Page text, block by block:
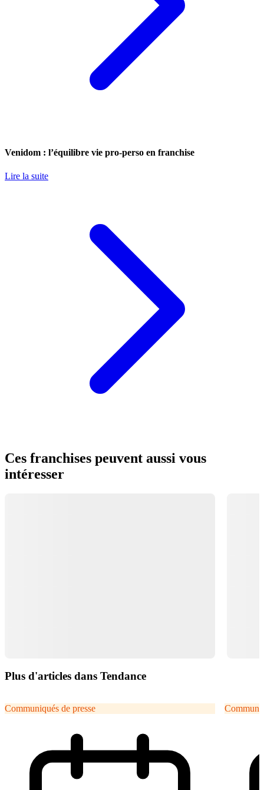
Venidom : l’équilibre vie pro-perso en franchise
Lire la suite
Ces franchises peuvent aussi vous
intéresser
Plus d'articles dans Tendance
Communiqués de presse